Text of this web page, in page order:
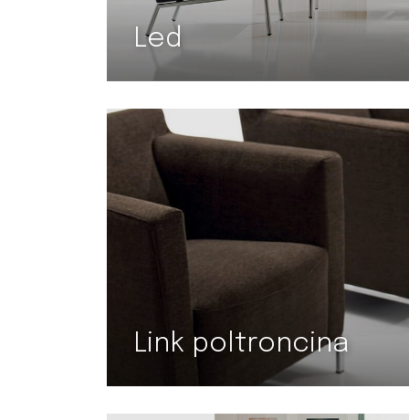
Led
Link poltroncina